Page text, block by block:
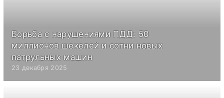
Борьба с нарушениями ПДД: 50
миллионов шекелей и сотни новых
патрульных машин
23 декабря 2025